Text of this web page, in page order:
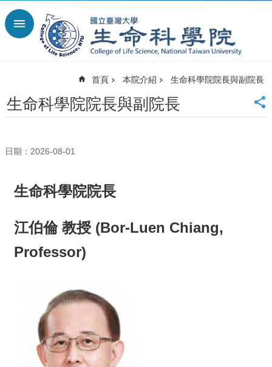
跳到主要內容區塊
進
首
頁
首
網
站
覽
English
最
首頁 本院介紹 生命科學院院長與副院長
生命科學院院長與副院長
日期：2026-08-01
生命科學院院長
江伯倫 教授 (Bor-Luen Chiang,
Professor)